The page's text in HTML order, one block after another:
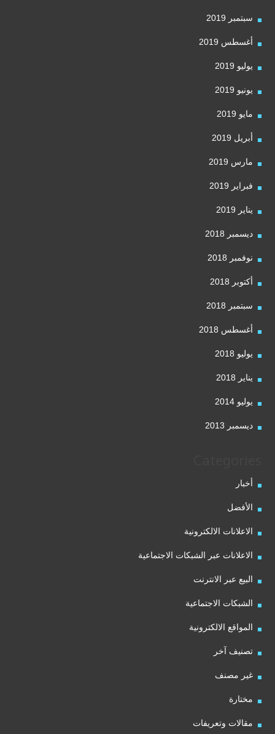
سبتمبر 2019
أغسطس 2019
يوليو 2019
يونيو 2019
مايو 2019
أبريل 2019
مارس 2019
فبراير 2019
يناير 2019
ديسمبر 2018
نوفمبر 2018
أكتوبر 2018
سبتمبر 2018
أغسطس 2018
يوليو 2018
يناير 2018
يوليو 2014
ديسمبر 2013
أخبار
الأفضل
الاعلانات الالكترونية
الاعلانات عبر الشبكات الاجتماعية
البيع عبر الانترنت
الشبكات الاجتماعية
المواقع الالكترونية
تصنيف آخر
غير مصنف
مختارة
مقالات وتعريفات